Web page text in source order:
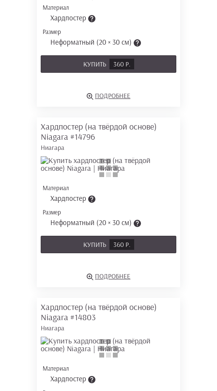
Материал
Хардпостер
Размер
Неформатный (20 × 30 см)
КУПИТЬ 360 Р.
ПОДРОБНЕЕ
Хардпостер (на твёрдой основе)
Niagara #14796
Ниагара
Материал
Хардпостер
Размер
Неформатный (20 × 30 см)
КУПИТЬ 360 Р.
ПОДРОБНЕЕ
Хардпостер (на твёрдой основе)
Niagara #14803
Ниагара
Материал
Хардпостер